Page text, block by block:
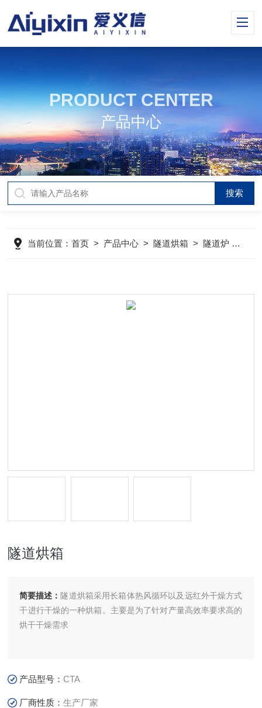
PRODUCT CENTER
产品中心
当前位置：首页 > 产品中心 >隧道烘箱 >隧道炉
隧道烘箱
简要描述： 隧道烘箱采用长箱体热风循环以及远红外干燥方式
干进行干燥的一种烘箱。主要是为了针对产量高效率要求高的
烘干干燥需求
产品型号：CTA
厂商性质：生产厂家